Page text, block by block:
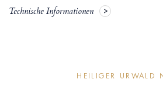
Technische Informationen
HEILIGER URWALD